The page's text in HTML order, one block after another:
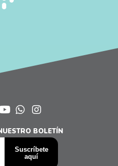
BOLETÍN